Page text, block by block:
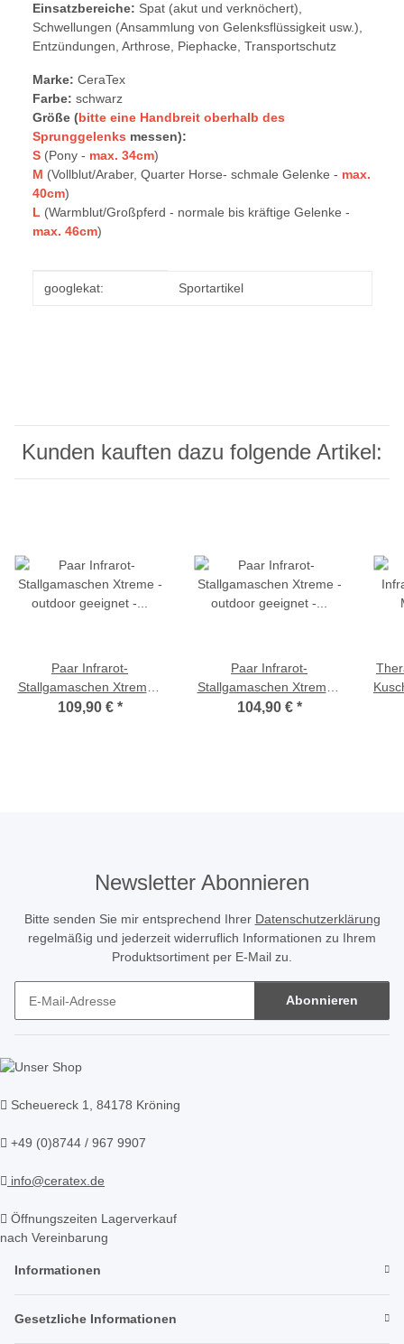
Einsatzbereiche: Spat (akut und verknöchert),
Schwellungen (Ansammlung von Gelenksflüssigkeit usw.),
Entzündungen, Arthrose, Piephacke, Transportschutz
Marke: CeraTex
Farbe: schwarz
Größe (bitte eine Handbreit oberhalb des
Sprunggelenks messen):
S (Pony - max. 34cm)
M (Vollblut/Araber, Quarter Horse- schmale Gelenke - max.
40cm)
L (Warmblut/Großpferd - normale bis kräftige Gelenke -
max. 46cm)
Produkteigenschaft
Wert
googlekat: Sportartikel
Kunden kauften dazu folgende Artikel:
Paar Infrarot-
Stallgamaschen Xtreme -
outdoor geeignet - Größe
109,90 € *
Paar Infrarot-
Stallgamaschen Xtreme -
outdoor geeignet - Größe
104,90 € *
Newsletter Abonnieren
Bitte senden Sie mir entsprechend Ihrer Datenschutzerklärung
regelmäßig und jederzeit widerruflich Informationen zu Ihrem
Produktsortiment per E-Mail zu.
Abonnieren
Scheuereck 1, 84178 Kröning
+49 (0)8744 / 967 9907
info@ceratex.de
Öffnungszeiten Lagerverkauf
nach Vereinbarung
Informationen
Gesetzliche Informationen